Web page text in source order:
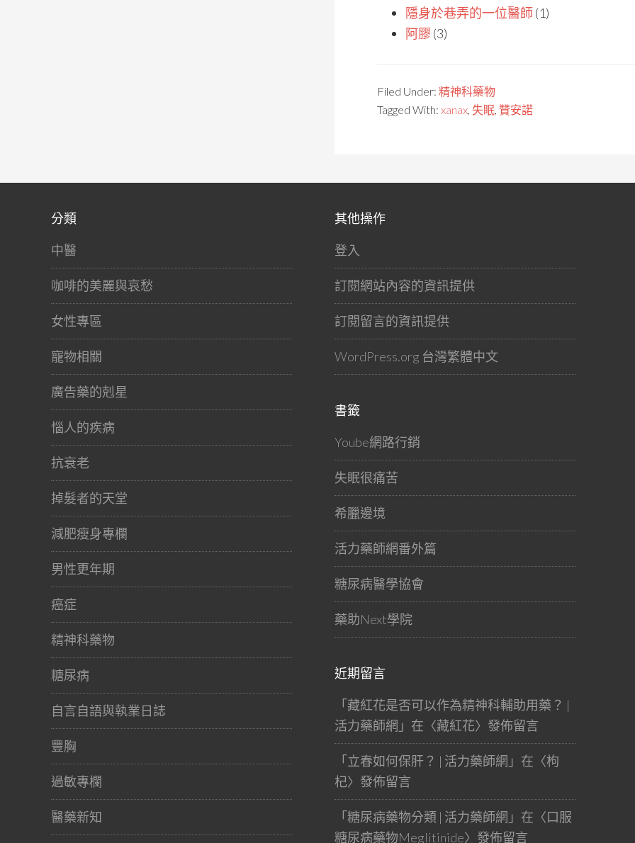
隱身於巷弄的一位醫師(1)
阿膠 (3)
Filed Under: 精神科藥物
Tagged With: xanax, 失眠, 贊安諾
分類
中醫
咖啡的美麗與哀愁
女性專區
寵物相關
廣告藥的剋星
惱人的疾病
抗衰老
掉髮者的天堂
減肥瘦身專欄
男性更年期
癌症
精神科藥物
糖尿病
自言自語與執業日誌
豐胸
過敏專欄
醫藥新知
其他操作
登入
訂閱網站內容的資訊提供
訂閱留言的資訊提供
WordPress.org 台灣繁體中文
書籤
Yoube網路行銷
失眠很痛苦
希臘邊境
活力藥師網番外篇
糖尿病醫學協會
藥助Next學院
近期留言
「藏紅花是否可以作為精神科輔助用藥？ |
活力藥師網 」在〈藏紅花〉發佈留言
「立春如何保肝？ | 活力藥師網 」在〈枸
杞〉發佈留言
「糖尿病藥物分類 | 活力藥師網 」在〈口服
糖尿病藥物Meglitinide〉發佈留言